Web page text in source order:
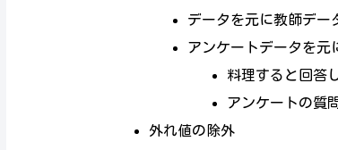
データを元に教師デー
アンケートデータを元
料理すると回答
アンケートの質
外れ値の除外